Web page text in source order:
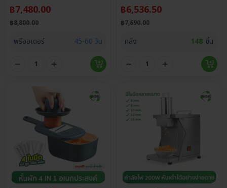
฿7,480.00
฿8,800.00
พรีออเดอร์ 45-60 วัน
฿6,536.50
฿7,690.00
คลัง 148 ชิ้น